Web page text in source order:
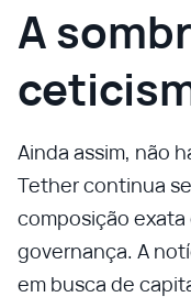
A
Ainda assim, não
Tether continua
composição exata
governança. A
em busca de